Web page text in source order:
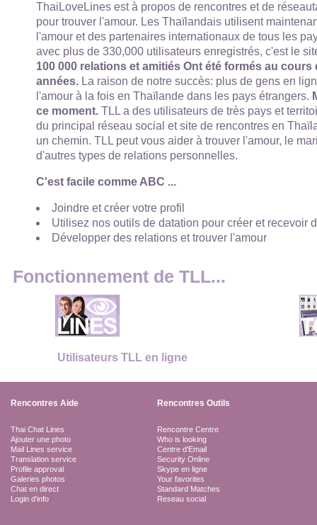
ThaiLoveLines est à propos de rencontres et de
pour trouver l'amour. Les Thaïlandais utilisent
l'amour et des partenaires internationaux de tous les
avec plus de 330,000 utilisateurs enregistrés, c'est le
100 000 relations et amitiés Ont été formés au
années. La raison de notre succès: plus de gens en
l'amour à la fois en Thaïlande dans les pays étrangers.
ce moment. TLL a des utilisateurs de très pays et
du principal réseau social et site de rencontres en
un chemin. TLL peut vous aider à trouver l'amour, le
d'autres types de relations personnelles.
C'est facile comme ABC ...
Joindre et créer votre profil
Utilisez nos outils de datation pour créer et recevoir
Développer des relations et trouver l'amour
Fonctionnement de TLL...
Utilisateurs TLL en ligne
Rencontres Aide Rencontres Outils
Thai Chat Lines
Ajouter une photo
Mail Lines service
Translation service
Profile approval
Galeries photos
Chat en direct
Login d'info
Rencontre Centre
Who is looking
Centre d'Email
Security Online
Skype en ligne
Your favorites
Standard Matches
Reseau social